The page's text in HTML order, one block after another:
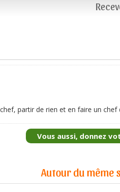
partir de rien et en faire un chef
Vous aussi, donnez
Autour du même